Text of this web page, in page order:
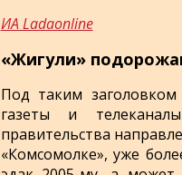
ИА Ladaonline
«Жигули»
Под таким
газеты и
правительства
«Комсомолке», уже